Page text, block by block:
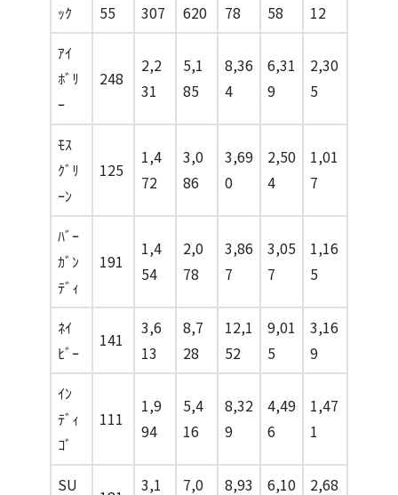
ｯｸ
55
307
620
78
58
12
ｱｲ
ﾎﾞﾘ
ｰ
248
2,2
31
5,1
85
8,36
4
6,31
9
2,30
5
ﾓｽ
ｸﾞﾘ
ｰﾝ
125
1,4
72
3,0
86
3,69
0
2,50
4
1,01
7
ﾊﾞｰ
ｶﾞﾝ
ﾃﾞｨ
191
1,4
54
2,0
78
3,86
7
3,05
7
1,16
5
ﾈｲ
ﾋﾞｰ
141
3,6
13
8,7
28
12,1
52
9,01
5
3,16
9
ｲﾝ
ﾃﾞｨ
ｺﾞ
111
1,9
94
5,4
16
8,32
9
4,49
6
1,47
1
SU 3,1 7,0 8,93 6,10 2,68